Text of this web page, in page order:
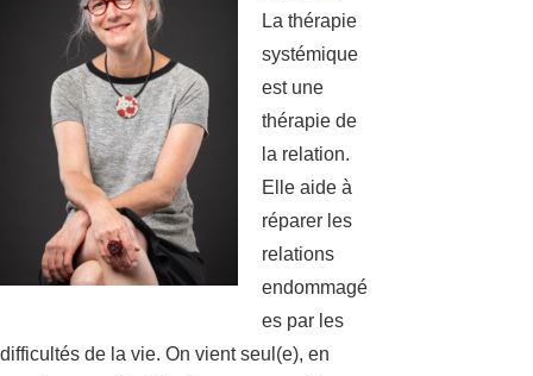
La thérapie
systémique
est une
thérapie de
la relation.
Elle aide à
réparer les
relations
endommagé
es par les
difficultés de la vie. On vient seul(e), en